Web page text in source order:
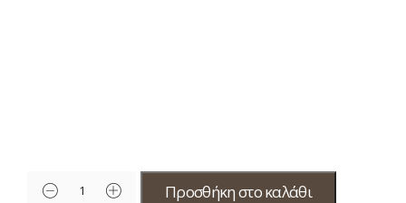
Προσθήκη στο καλάθι